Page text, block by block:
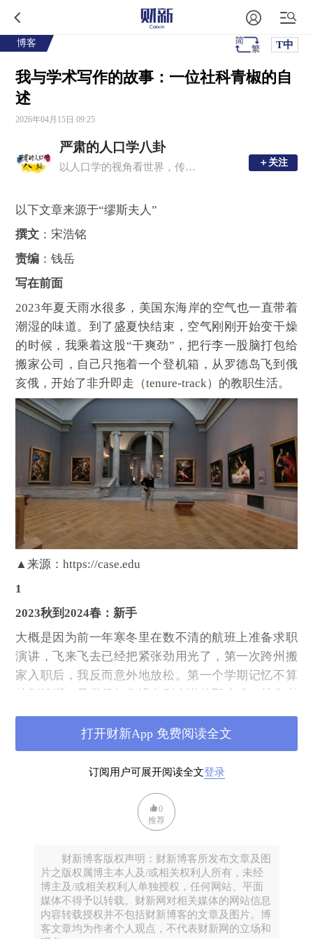
博客 T中
我与学术写作的故事：一位社科青椒的自
述
2026年04月15日 09:25
严肃的人口学八卦
以人口学的视角看世界，传播有趣的人口学。 ＋关注
＋关注
以下文章来源于“缪斯夫人”
撰文 ：宋浩铭
责编 ：钱岳
写在前面
2023年夏天雨水很多，美国东海岸的空气也一直带着
潮湿的味道。到了盛夏快结束，空气刚刚开始变干燥
的时候，我乘着这股“干爽劲”，把行李一股脑打包给
搬家公司，自己只拖着一个登机箱，从罗德岛飞到俄
亥俄，开始了非升即走（tenure-track）的教职生活。
▲来源：https://case.edu
1
2023秋到2024春：新手
大概是因为前一年寒冬里在数不清的航班上准备求职
演讲，飞来飞去已经把紧张劲用光了，第一次跨州搬
家入职后，我反而意外地放松。第一个学期记忆不算
特别清晰，只觉得好像没有别人说的那么难。就像老
fire?” 都怕着火，但真正起火之后，好像也就这样。
里做一些简单的服务（service）。生活上交新朋友，
看NBA（克利夫兰有骑士队和另外两支顶尖联盟的橄
榄球和棒球队），逛大湖大山，寒假还回了趟国。作
为一个喜欢四季的人，我感觉俄亥俄还挺不错。
真正感到写作开始跟不上，是2024年春天的一个下
午。那天我刚上完两节连堂新课，在终身教职的压力
前，终于感觉有点垮了。那种感觉来得很突然，有点
像急坠。我开始后悔一些事情：比如入职前的夏天光
顾着淋雨玩耍，没有提前铺垫，偏偏社会学投稿周期
订阅用户可展开阅读全文登录
打开财新App 免费阅读全文
0
推荐
财新博客版权声明：财新博客所发布文章及图
片之版权属博主本人及/或相关权利人所有，未经
博主及/或相关权利人单独授权，任何网站、平面
媒体不得予以转载。财新网对相关媒体的网站信息
内容转载授权并不包括财新博客的文章及图片。博
客文章均为作者个人观点，不代表财新网的立场和